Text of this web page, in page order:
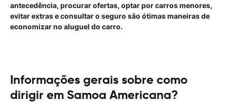
antecedência, procurar ofertas, optar por carros menores,
evitar extras e consultar o seguro são ótimas maneiras de
economizar no aluguel do carro.
Informações gerais sobre como
dirigir em Samoa Americana?